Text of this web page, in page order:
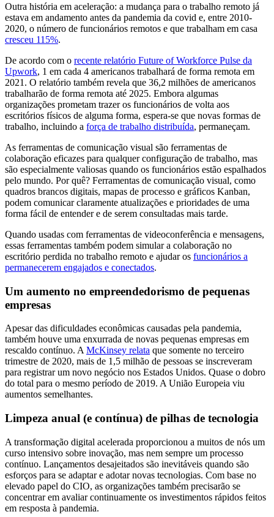
Outra história em aceleração: a mudança para o trabalho remoto já
estava em andamento antes da pandemia da covid e, entre 2010-
2020, o número de funcionários remotos e que trabalham em casa
cresceu 115%.
De acordo com o recente relatório Future of Workforce Pulse da
Upwork, 1 em cada 4 americanos trabalhará de forma remota em
2021. O relatório também revela que 36,2 milhões de americanos
trabalharão de forma remota até 2025. Embora algumas
organizações prometam trazer os funcionários de volta aos
escritórios físicos de alguma forma, espera-se que novas formas de
trabalho, incluindo a força de trabalho distribuída, permaneçam.
As ferramentas de comunicação visual são ferramentas de
colaboração eficazes para qualquer configuração de trabalho, mas
são especialmente valiosas quando os funcionários estão espalhados
pelo mundo. Por quê? Ferramentas de comunicação visual, como
quadros brancos digitais, mapas de processo e gráficos Kanban,
podem comunicar claramente atualizações e prioridades de uma
forma fácil de entender e de serem consultadas mais tarde.
Quando usadas com ferramentas de videoconferência e mensagens,
essas ferramentas também podem simular a colaboração no
escritório perdida no trabalho remoto e ajudar os funcionários a
permanecerem engajados e conectados.
Um aumento no empreendedorismo de pequenas
empresas
Apesar das dificuldades econômicas causadas pela pandemia,
também houve uma enxurrada de novas pequenas empresas em
rescaldo contínuo. A McKinsey relata que somente no terceiro
trimestre de 2020, mais de 1,5 milhão de pessoas se inscreveram
para registrar um novo negócio nos Estados Unidos. Quase o dobro
do total para o mesmo período de 2019. A União Europeia viu
aumentos semelhantes.
Limpeza anual (e contínua) de pilhas de tecnologia
A transformação digital acelerada proporcionou a muitos de nós um
curso intensivo sobre inovação, mas nem sempre um processo
contínuo. Lançamentos desajeitados são inevitáveis quando são
esforços para se adaptar e adotar novas tecnologias. Com base no
elevado papel do CIO, as organizações também precisarão se
concentrar em avaliar continuamente os investimentos rápidos feitos
em resposta à pandemia.